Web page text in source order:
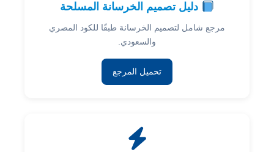
دليل تصميم الخرسانة المسلحة
مرجع شامل لتصميم الخرسانة طبقًا للكود المصري
والسعودي.
تحميل المرجع